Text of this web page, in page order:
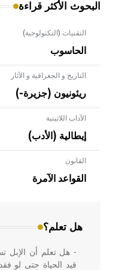
البحوث الأكثر قراءة
التقنيات (التكنولوجية)
الحاسوب
التاريخ و الجغرافية و الآثار
ريئونيون (جزيرة-)
الآداب اللاتينية
إيطالية (الأدب)
القانون
القواعد الآمرة
هل تعلم؟
- هل تعلم أن
الهندسية التي ارتبطت
في بلاد الشام ومصر
- هل تعلم أن الإبل